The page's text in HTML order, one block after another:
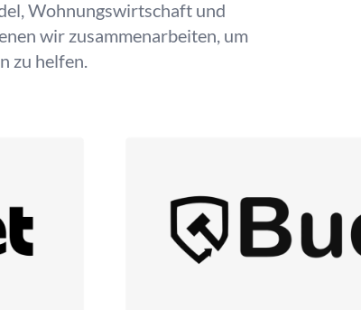
Wohnungswirtschaft und
wir zusammenarbeiten, um
zu helfen.